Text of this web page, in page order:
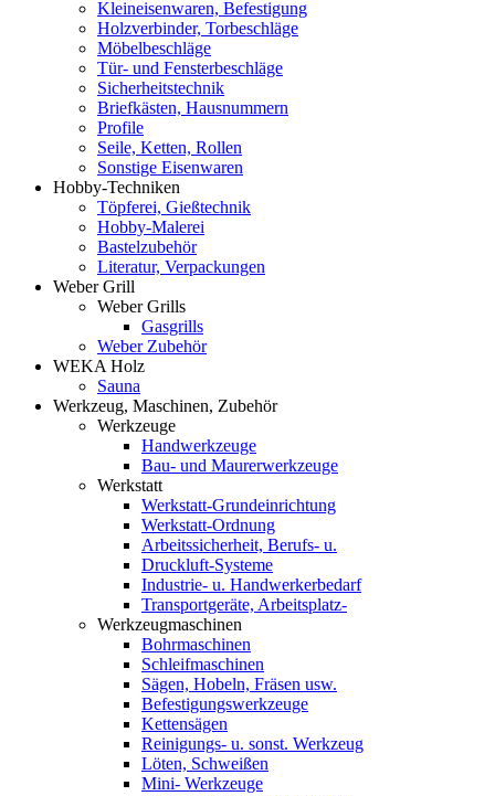
Kleineisenwaren, Befestigung
Holzverbinder, Torbeschläge
Möbelbeschläge
Tür- und Fensterbeschläge
Sicherheitstechnik
Briefkästen, Hausnummern
Profile
Seile, Ketten, Rollen
Sonstige Eisenwaren
Hobby-Techniken
Töpferei, Gießtechnik
Hobby-Malerei
Bastelzubehör
Literatur, Verpackungen
Weber Grill
Weber Grills
Gasgrills
Weber Zubehör
WEKA Holz
Sauna
Werkzeug, Maschinen, Zubehör
Werkzeuge
Handwerkzeuge
Bau- und Maurerwerkzeuge
Werkstatt
Werkstatt-Grundeinrichtung
Werkstatt-Ordnung
Arbeitssicherheit, Berufs- u.
Druckluft-Systeme
Industrie- u. Handwerkerbedarf
Transportgeräte, Arbeitsplatz-
Werkzeugmaschinen
Bohrmaschinen
Schleifmaschinen
Sägen, Hobeln, Fräsen usw.
Befestigungswerkzeuge
Kettensägen
Reinigungs- u. sonst. Werkzeug
Löten, Schweißen
Mini- Werkzeuge